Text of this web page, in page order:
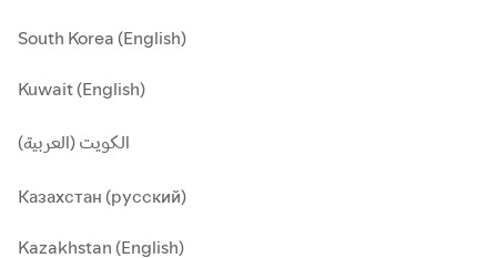
South Korea (English)
Kuwait (English)
الكويت (العربية)
Казахстан (русский)
Kazakhstan (English)